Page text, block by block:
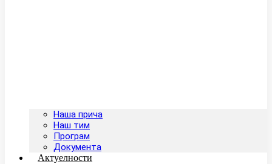
Наша прича
Наш тим
Програм
Документа
Актуелности